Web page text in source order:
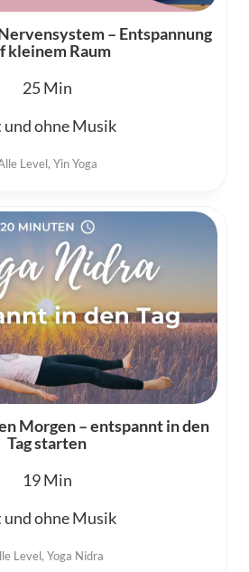
– Entspannung
kleinem Raum
25
und ohne Musik
Level, Yin Yoga
Morgen – entspannt in den
Tag starten
19
und ohne Musik
Level, Yoga Nidra